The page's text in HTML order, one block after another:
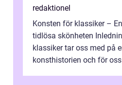
redaktionel
Konsten för klassiker –
tidlösa skönheten
klassiker tar oss med på
konsthistorien och för